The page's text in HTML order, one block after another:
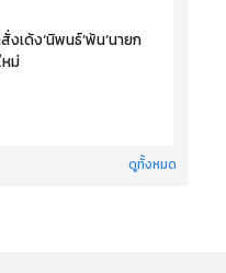
งเด้ง‘นิพนธ์’พ้น‘นายก
ม่
ดูทั้งหมด